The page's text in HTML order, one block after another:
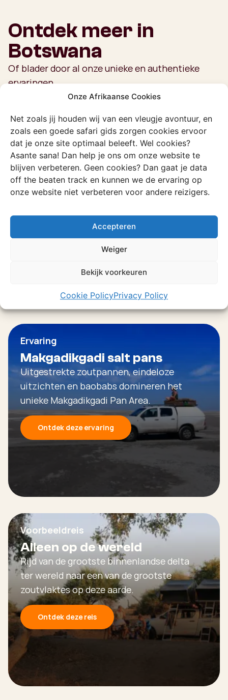
Onze Afrikaanse Cookies
Net zoals jij houden wij van een vleugje avontuur, en
zoals een goede safari gids zorgen cookies ervoor
dat je onze site optimaal beleeft. Wel cookies?
Asante sana! Dan help je ons om onze website te
blijven verbeteren. Geen cookies? Dan gaat je data
off the beaten track en kunnen we de ervaring op
onze website niet verbeteren voor andere reizigers.
Accepteren
Weiger
Bekijk voorkeuren
Cookie PolicyPrivacy Policy
Ontdek meer in
Botswana
Of blader door al onze unieke en authentieke
ervaringen
Bekijk alle ervaringen
Ervaring
Mokoro trip
Glijd in een uitgeholde boomstam door
de stille wateren van de Okavango
Ontdek deze ervaring
Ervaring
Makgadikgadi salt pans
Uitgestrekte zoutpannen, eindeloze
uitzichten en baobabs domineren het
unieke Makgadikgadi Pan Area.
Ontdek deze ervaring
Voorbeeldreis
Alleen op de wereld
Rijd van de grootste binnenlandse delta
ter wereld naar een van de grootste
zoutvlaktes op deze aarde.
Ontdek deze reis